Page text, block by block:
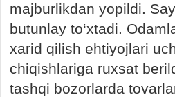
majburlikdan yopildi.
butunlay to‘xtadi.
xarid qilish ehtiyojlari
chiqishlariga ruxsat
tashqi bozorlarda